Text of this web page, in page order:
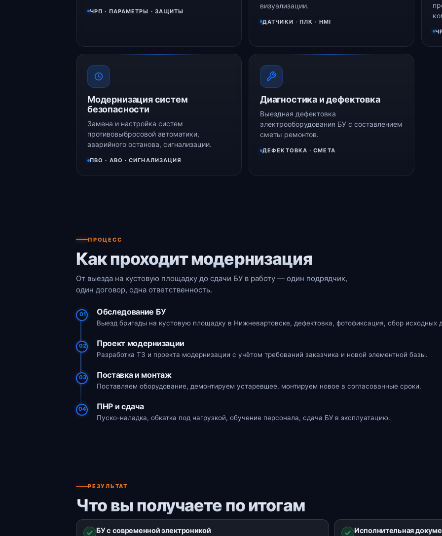
ЧРП · ПАРАМЕТРЫ · ЗАЩИТЫ
визуализации.
ДАТЧИКИ · ПЛК · HMI
Модернизация систем
безопасности
Замена и настройка систем
противовыбросовой автоматики,
аварийного останова, сигнализации.
ПВО · АВО · СИГНАЛИЗАЦИЯ
Диагностика и дефектовка
Выездная дефектовка
электрооборудования БУ с составлением
сметы ремонтов.
ДЕФЕКТОВКА · СМЕТА
ПРОЦЕСС
Как проходит модернизация
От выезда на кустовую площадку до сдачи БУ в работу — один подрядчик,
один договор, одна ответственность.
01 Обследование БУ
Выезд бригады на кустовую площадку в Нижневартовске, дефектовка, фотофиксация, сбор исходных
02 Проект модернизации
Разработка ТЗ и проекта модернизации с учётом требований заказчика и новой элементной базы.
03 Поставка и монтаж
Поставляем оборудование, демонтируем устаревшее, монтируем новое в согласованные сроки.
04 ПНР и сдача
Пуско-наладка, обкатка под нагрузкой, обучение персонала, сдача БУ в эксплуатацию.
РЕЗУЛЬТАТ
Что вы получаете по итогам
БУ с современной электроникой Исполнительная